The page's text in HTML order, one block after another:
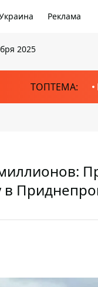
Реклама
2025
ТОПТЕМА: